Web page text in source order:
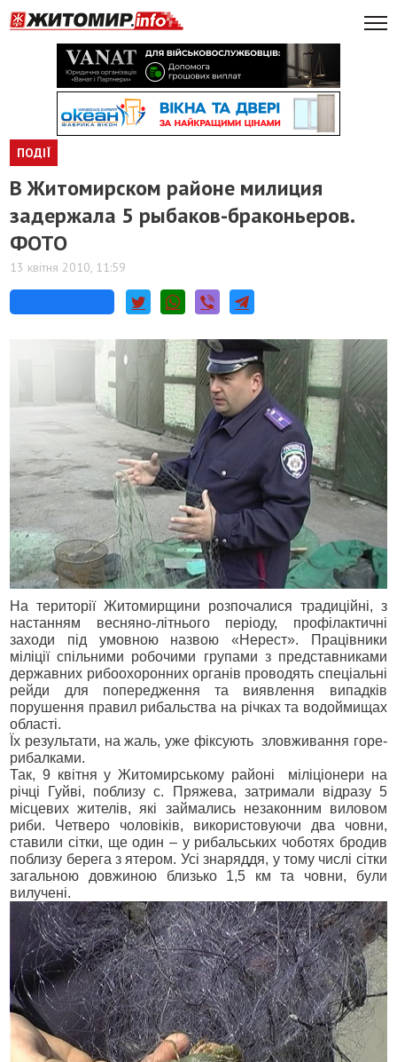
ПОДІЇ
В Житомирском районе милиция
задержала 5 рыбаков-браконьеров.
ФОТО
13 квітня 2010, 11:59
На території Житомирщини розпочалися традиційні, з
настанням весняно-літнього періоду, профілактичні
заходи під умовною назвою «Нерест». Працівники
міліції спільними робочими групами з представниками
державних рибоохоронних органів проводять спеціальні
рейди для попередження та виявлення випадків
порушення правил рибальства на річках та водоймищах
області.
Їх результати, на жаль, уже фіксують зловживання горе-
рибалками.
Так, 9 квітня у Житомирському районі міліціонери на
річці Гуйві, поблизу с. Пряжева, затримали відразу 5
місцевих жителів, які займались незаконним виловом
риби. Четверо чоловіків, використовуючи два човни,
ставили сітки, ще один – у рибальських чоботях бродив
поблизу берега з ятером. Усі знаряддя, у тому числі сітки
загальною довжиною близько 1,5 км та човни, були
вилучені.